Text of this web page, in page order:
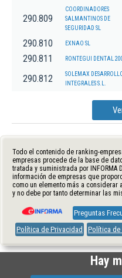
290.809
COORDINADORES
SALMANTINOS DE
SEGURIDAD SL
290.810 EXNAO SL
290.811 RONTEGUI DENTAL
290.812
SOLEMAX
INTEGRALES S.L.
Todo el contenido de ranking-
empresas procede de la base de
tratada y suministrada por INFORMA
información de empresas que
como un elemento más a
y no debe por tanto determinar las
Preguntas
Política de Privacidad
Política de
Hay